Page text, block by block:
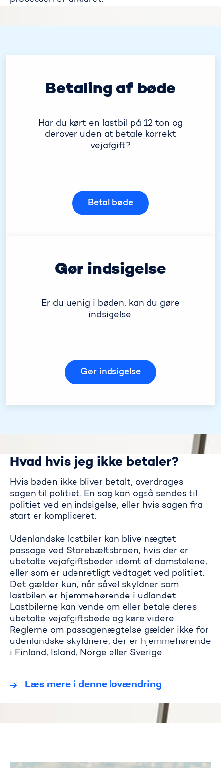
Betaling af bøde
Har du kørt en lastbil på 12 ton og
derover uden at betale korrekt
vejafgift?
Betal bøde
Gør indsigelse
Er du uenig i bøden, kan du gøre
indsigelse.
Gør indsigelse
Hvad hvis jeg ikke betaler?
Hvis bøden ikke bliver betalt, overdrages
sagen til politiet. En sag kan også sendes til
politiet ved en indsigelse, eller hvis sagen fra
start er kompliceret.
Udenlandske lastbiler kan blive nægtet
passage ved Storebæltsbroen, hvis der er
ubetalte vejafgiftsbøder idømt af domstolene,
eller som er udenretligt vedtaget ved politiet.
Det gælder kun, når såvel skyldner som
lastbilen er hjemmehørende i udlandet.
Lastbilerne kan vende om eller betale deres
ubetalte vejafgiftsbøde og køre videre.
Reglerne om passagenægtelse gælder ikke for
udenlandske skyldnere, der er hjemmehørende
i Finland, Island, Norge eller Sverige.
Læs mere i denne lovændring